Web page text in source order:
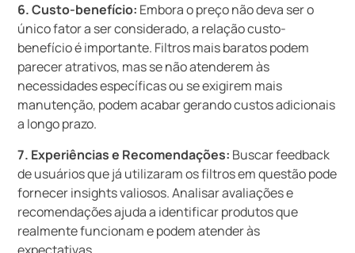
6. Custo-benefício: Embora o preço não deva ser o
único fator a ser considerado, a relação custo-
benefício é importante. Filtros mais baratos podem
parecer atrativos, mas se não atenderem às
necessidades específicas ou se exigirem mais
manutenção, podem acabar gerando custos adicionais
a longo prazo.
7. Experiências e Recomendações: Buscar feedback
de usuários que já utilizaram os filtros em questão pode
fornecer insights valiosos. Analisar avaliações e
recomendações ajuda a identificar produtos que
realmente funcionam e podem atender às